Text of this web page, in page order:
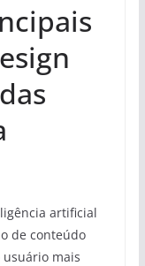
artificial
de conteúdo
mais